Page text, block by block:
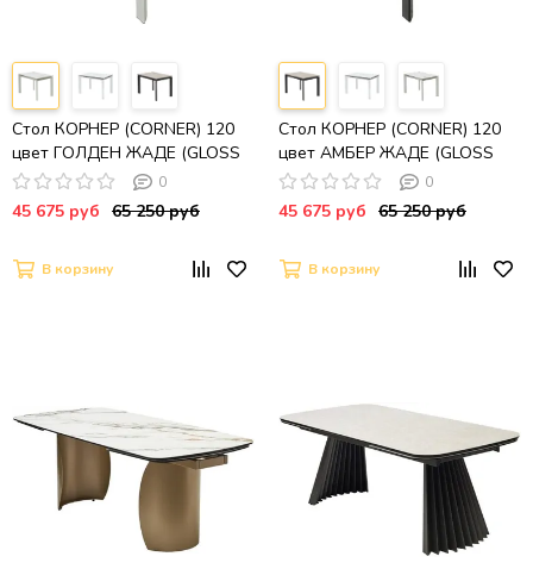
Стол КОРНЕР (CORNER) 120
цвет ГОЛДЕН ЖАДЕ (GLOSS
GOLDEN JADE SOLID CERAMIC)
/ БЕЛЫЙ, ®DISAUR
0
45 675 руб 65 250 руб
В корзину
Стол КОРНЕР (CORNER) 120
цвет АМБЕР ЖАДЕ (GLOSS
AMBER JADE SOLID CERAMIC) /
ЧЕРНЫЙ, ®DISAUR
0
45 675 руб 65 250 руб
В корзину